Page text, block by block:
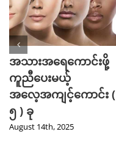
အသားအရေကောင်းဖို့
ကူညီပေးမယ့်
အလေ့အကျင့်ကောင်း (
၅ ) ခု
August 14th, 2025